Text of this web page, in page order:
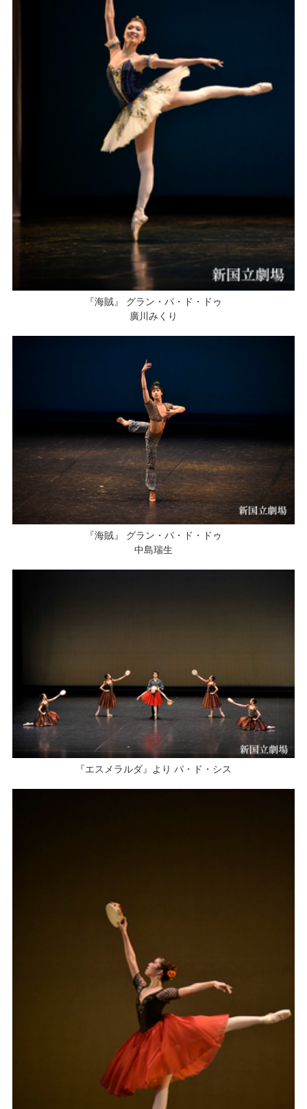
『海賊』 グラン・パ・ド・ドゥ
廣川みくり
『海賊』 グラン・パ・ド・ドゥ
中島瑞生
『エスメラルダ』より パ・ド・シス